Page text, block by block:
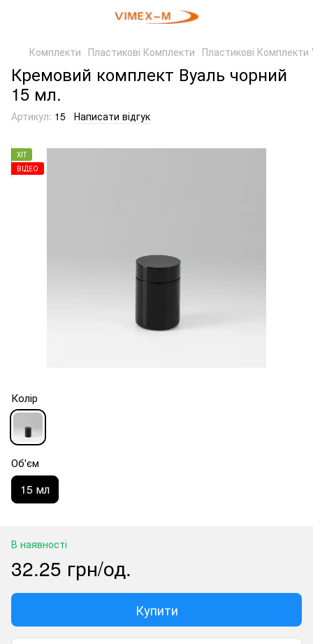
Комплекти Пластикові Комплекти Пластикові Комплекти
Кремовий комплект Вуаль чорний
15 мл.
Артикул: 15 Написати відгук
ХІТ
ВІДЕО
Колір
Об'єм
15 мл
В наявності
32.25 грн/од.
Купити